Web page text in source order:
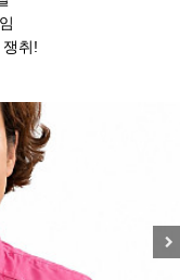
취!